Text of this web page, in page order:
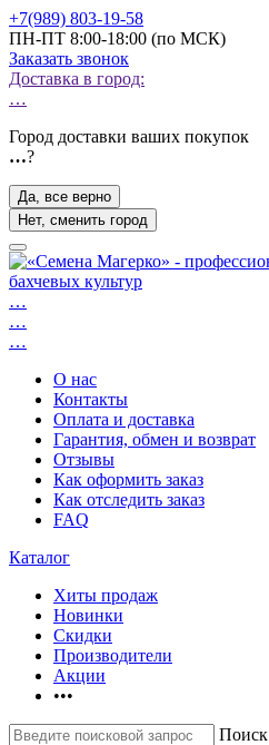
+7(989) 803-19-58
ПН-ПТ 8:00-18:00 (по МСК)
Заказать звонок
Доставка в город:
…
Город доставки ваших покупок
…?
Да, все верно
Нет, сменить город
…
…
…
О нас
Контакты
Оплата и доставка
Гарантия, обмен и возврат
Отзывы
Как оформить заказ
Как отследить заказ
FAQ
Каталог
Хиты продаж
Новинки
Скидки
Производители
Акции
•••
Поиск